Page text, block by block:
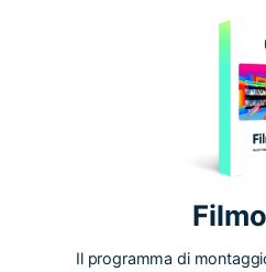
Il programma di